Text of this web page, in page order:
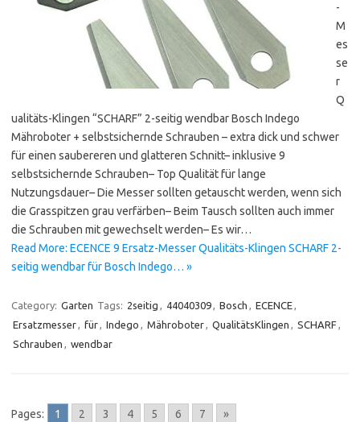
-
M
es
se
r
Q
ualitäts-Klingen “SCHARF” 2-seitig wendbar Bosch Indego
Mähroboter + selbstsichernde Schrauben – extra dick und schwer
für einen saubereren und glatteren Schnitt– inklusive 9
selbstsichernde Schrauben– Top Qualität für lange
Nutzungsdauer– Die Messer sollten getauscht werden, wenn sich
die Grasspitzen grau verfärben– Beim Tausch sollten auch immer
die Schrauben mit gewechselt werden– Es wir…
Read More: ECENCE 9 Ersatz-Messer Qualitäts-Klingen SCHARF 2-
seitig wendbar für Bosch Indego… »
Category: Garten Tags: 2seitig , 44040309, Bosch , ECENCE,
Ersatzmesser, für, Indego , Mähroboter, QualitätsKlingen , SCHARF,
Schrauben , wendbar
Pages: 1 2 3 4 5 6 7 »